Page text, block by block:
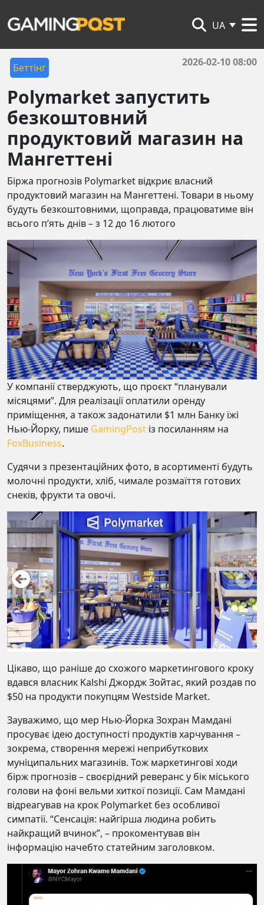
UA
Беттінг 2026-02-10 08:00
Polymarket запустить
безкоштовний
продуктовий магазин на
Мангеттені
Біржа прогнозів Polymarket відкриє власний
продуктовий магазин на Мангеттені. Товари в ньому
будуть безкоштовними, щоправда, працюватиме він
всього п’ять днів – з 12 до 16 лютого
У компанії стверджують, що проєкт “планували
місяцями”. Для реалізації оплатили оренду
приміщення, а також задонатили $1 млн Банку їжі
Нью-Йорку, пише GamingPost із посиланням на
FoxBusiness.
Судячи з презентаційних фото, в асортименті будуть
молочні продукти, хліб, чимале розмаїття готових
снеків, фрукти та овочі.
Цікаво, що раніше до схожого маркетингового кроку
вдався власник Kalshi Джордж Зойтас, який роздав по
$50 на продукти покупцям Westside Market.
Зауважимо, що мер Нью-Йорка Зохран Мамдані
просуває ідею доступності продуктів харчування –
зокрема, створення мережі неприбуткових
муніципальних магазинів. Тож маркетингові ходи
бірж прогнозів – своєрідний реверанс у бік міського
голови на фоні вельми хиткої позиції. Сам Мамдані
відреагував на крок Polymarket без особливої
симпатії. “Сенсація: найгірша людина робить
найкращий вчинок”, – прокоментував він
інформацію начебто статейним заголовком.